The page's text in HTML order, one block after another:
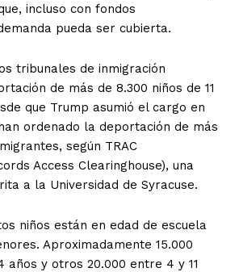
incluso con fondos
pueda ser cubierta.
tribunales de inmigración
de más de 8.300 niños de 11
que Trump asumió el cargo en
ordenado la deportación de más
según TRAC
Access Clearinghouse), una
a la Universidad de Syracuse.
niños están en edad de escuela
Aproximadamente 15.000
años y otros 20.000 entre 4 y 11